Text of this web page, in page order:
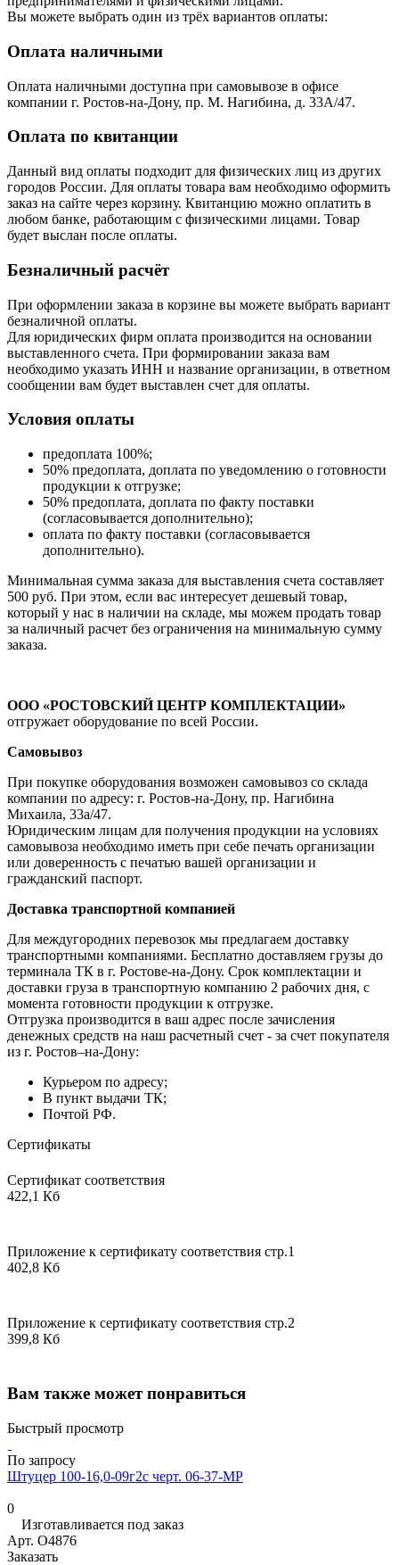
Вы можете выбрать один из трёх вариантов оплаты:
Оплата наличными
Оплата наличными доступна при самовывозе в офисе
компании г. Ростов-на-Дону, пр. М. Нагибина, д. 33А/47.
Оплата по квитанции
Данный вид оплаты подходит для физических лиц из других
городов России. Для оплаты товара вам необходимо оформить
заказ на сайте через корзину. Квитанцию можно оплатить в
любом банке, работающим с физическими лицами. Товар
будет выслан после оплаты.
Безналичный расчёт
При оформлении заказа в корзине вы можете выбрать вариант
безналичной оплаты.
Для юридических фирм оплата производится на основании
выставленного счета. При формировании заказа вам
необходимо указать ИНН и название организации, в ответном
сообщении вам будет выставлен счет для оплаты.
Условия оплаты
предоплата 100%;
50% предоплата, доплата по уведомлению о готовности
продукции к отгрузке;
50% предоплата, доплата по факту поставки
(согласовывается дополнительно);
оплата по факту поставки (согласовывается
дополнительно).
Минимальная сумма заказа для выставления счета составляет
500 руб. При этом, если вас интересует дешевый товар,
который у нас в наличии на складе, мы можем продать товар
за наличный расчет без ограничения на минимальную сумму
заказа.
ООО «РОСТОВСКИЙ ЦЕНТР КОМПЛЕКТАЦИИ»
отгружает оборудование по всей России.
Самовывоз
При покупке оборудования возможен самовывоз со склада
компании по адресу: г. Ростов-на-Дону, пр. Нагибина
Михаила, 33а/47.
Юридическим лицам для получения продукции на условиях
самовывоза необходимо иметь при себе печать организации
или доверенность с печатью вашей организации и
гражданский паспорт.
Доставка транспортной компанией
Для междугородних перевозок мы предлагаем доставку
транспортными компаниями. Бесплатно доставляем грузы до
терминала ТК в г. Ростове-на-Дону. Срок комплектации и
доставки груза в транспортную компанию 2 рабочих дня, с
момента готовности продукции к отгрузке.
Отгрузка производится в ваш адрес после зачисления
денежных средств на наш расчетный счет - за счет покупателя
из г. Ростов–на-Дону:
Курьером по адресу;
В пункт выдачи ТК;
Почтой РФ.
Сертификаты
Сертификат соответствия
422,1 Кб
Приложение к сертификату соответствия стр.1
402,8 Кб
Приложение к сертификату соответствия стр.2
399,8 Кб
Вам также может понравиться
Быстрый просмотр
По запросу
Штуцер 100-16,0-09г2с черт. 06-37-МР
0
Изготавливается под заказ
Арт. O4876
Заказать